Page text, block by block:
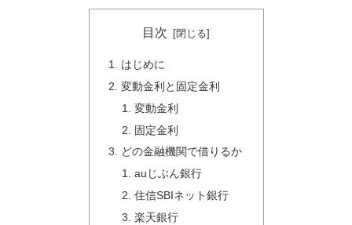
目次
はじめに
変動金利と固定金利
変動金利
固定金利
どの金融機関で借りるか
auじぶん銀行
住信SBIネット銀行
楽天銀行